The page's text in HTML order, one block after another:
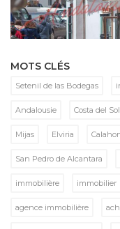
MOTS CLÉS
Setenil de las Bodegas
Andalousie Costa del Sol
Mijas Elviria
San Pedro de Alcantara
immobilière immobilier
agence immobilière